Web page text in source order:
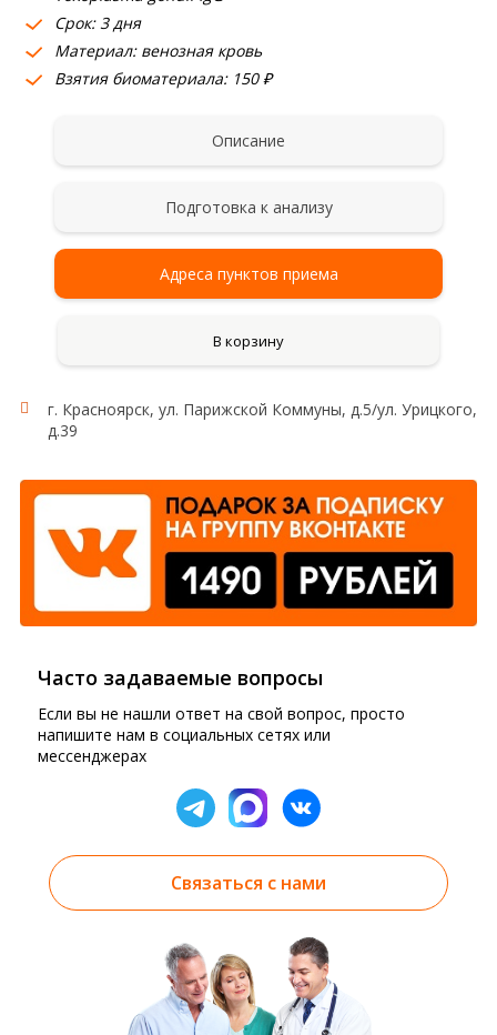
Партнерам
Срок: 3 дня
Материал: венозная кровь
Взятия биоматериала: 150 ₽
Описание
Подготовка к анализу
Адреса пунктов приема
В корзину
г. Красноярск, ул. Парижской Коммуны, д.5/ул. Урицкого,
д.39
Часто задаваемые вопросы
Если вы не нашли ответ на свой вопрос, просто
напишите нам в социальных сетях или
мессенджерах
Связаться с нами